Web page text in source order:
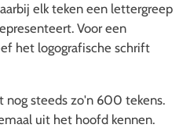
elk teken een lettergreep
Voor een
het logografische schrift
nog steeds zo'n 600 tekens.
uit het hoofd kennen.